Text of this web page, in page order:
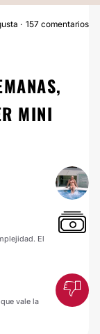
ABDOMINOPLASTIA
157 comentarios
MINI
El
vale la